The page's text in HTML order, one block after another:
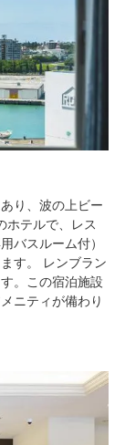
り、波の上ビー
ホテルで、レス
バスルーム付）
す。 レンブラン
。この宿泊施設
ニティが備わり